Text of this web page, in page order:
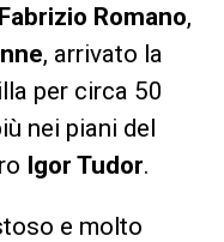
Fabrizio Romano,
, arrivato la
per circa 50
nei piani del
Igor Tudor.
e molto